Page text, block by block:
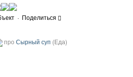
· Поделиться
про Сырный суп (Еда)